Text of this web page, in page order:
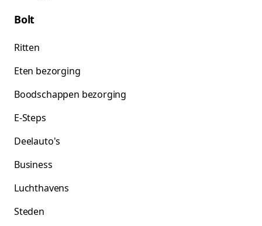
Bolt
Ritten
Eten bezorging
Boodschappen bezorging
E-Steps
Deelauto's
Business
Luchthavens
Steden